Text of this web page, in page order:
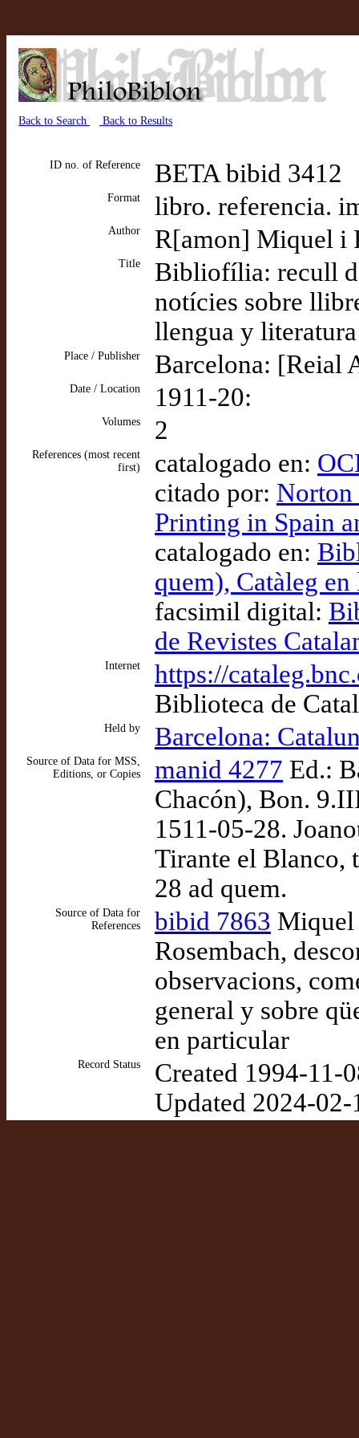
Back to Search Back to Results
ID no. of Reference BETA bibid 3412
Format libro. referencia.
Author R[amon] Miquel i
Title
Bibliofília: recull
notícies sobre
llengua y
Place / Publisher Barcelona: [Reial
Date / Location 1911-20:
Volumes 2
References (most recent
first)
catalogado en:
citado por: Norton
Printing in Spain
catalogado en:
quem), Catàleg
facsimil digital:
de Revistes
Internet
https://
Biblioteca de
Held by Barcelona:
Source of Data for MSS,
Editions, or Copies
manid 4277 Ed.:
Chacón), Bon.
1511-05-28.
Tirante el Blanco,
28 ad quem.
Source of Data for
References
bibid 7863 Miquel
Rosembach,
observacions,
general y sobre
en particular
Record Status
Created 1994-11-
Updated 2024-02-